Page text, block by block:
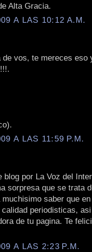
Alta Gracia.
A LAS 10:12 A.M.
vos, te mereces eso
A LAS 11:59 P.M.
blog por La Voz del
sorpresa que se trata
saber que
periodisticas,
de tu pagina. Te
A LAS 2:23 P.M.